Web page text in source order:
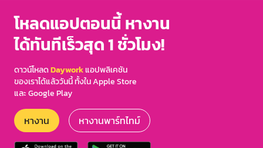
โหลดแอปตอนนี้ หางาน
ได้ทันทีเร็วสุด 1 ชั่วโมง!
ดาวน์โหลดDayworkแอปพลิเคชัน
ของเราได้แล้ววันนี้ ทั้งใน Apple Store
และ Google Play
หางาน หางานพาร์ทไทม์